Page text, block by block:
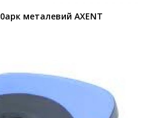
металевий AXENT